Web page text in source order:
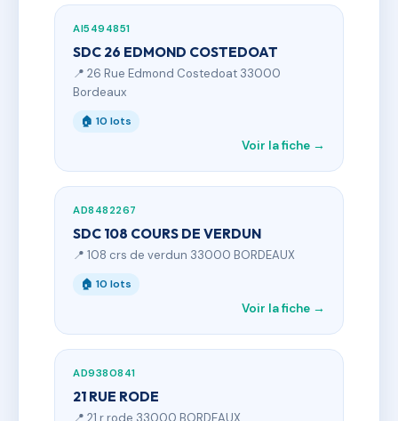
AI5494851
SDC 26 EDMOND COSTEDOAT
📍 26 Rue Edmond Costedoat 33000
Bordeaux
🏠 10 lots
Voir la fiche →
AD8482267
SDC 108 COURS DE VERDUN
📍 108 crs de verdun 33000 BORDEAUX
🏠 10 lots
Voir la fiche →
AD9380841
21 RUE RODE
📍 21 r rode 33000 BORDEAUX